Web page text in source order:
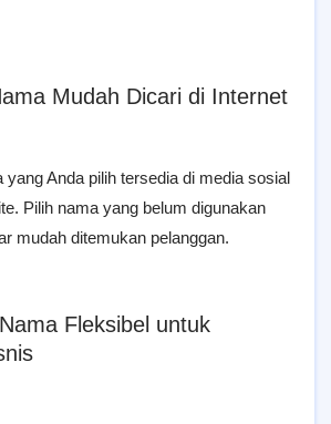
Mudah Dicari di Internet
yang Anda pilih tersedia di media sosial
Pilih nama yang belum digunakan
mudah ditemukan pelanggan.
Fleksibel untuk